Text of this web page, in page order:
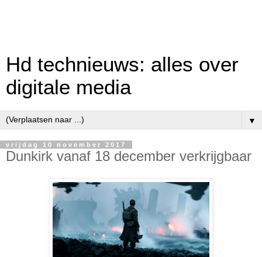
Hd technieuws: alles over
digitale media
▼
vrijdag 10 november 2017
Dunkirk vanaf 18 december verkrijgbaar